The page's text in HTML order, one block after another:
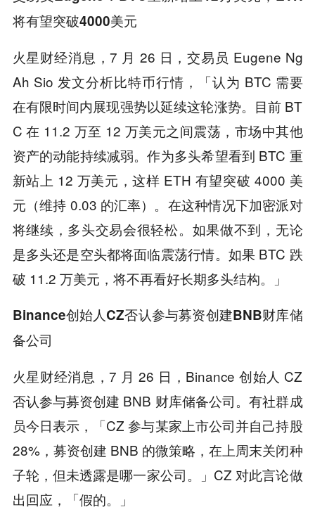
将有望突破4000美元
火星财经消息，7 月 26 日，交易员 Eugene Ng
Ah Sio 发文分析比特币行情，「认为 BTC 需要
在有限时间内展现强势以延续这轮涨势。目前 BT
C 在 11.2 万至 12 万美元之间震荡，市场中其他
资产的动能持续减弱。作为多头希望看到 BTC 重
新站上 12 万美元，这样 ETH 有望突破 4000 美
元（维持 0.03 的汇率）。在这种情况下加密派对
将继续，多头交易会很轻松。如果做不到，无论
是多头还是空头都将面临震荡行情。如果 BTC 跌
破 11.2 万美元，将不再看好长期多头结构。」
Binance创始人CZ否认参与募资创建BNB财库储
备公司
火星财经消息，7 月 26 日，Binance 创始人 CZ
否认参与募资创建 BNB 财库储备公司。有社群成
员今日表示，「CZ 参与某家上市公司并自己持股
28%，募资创建 BNB 的微策略，在上周末关闭种
子轮，但未透露是哪一家公司。」CZ 对此言论做
出回应，「假的。」